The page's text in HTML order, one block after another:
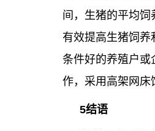
间，生猪的平均
有效提高生猪饲
条件好的养殖户或
作，采用高架网床
5结语